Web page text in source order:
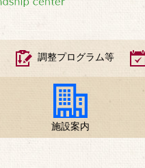
調整プログラム等
施設案内